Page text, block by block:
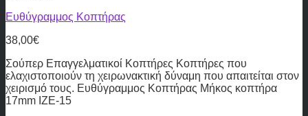
Ευθύγραμμος Κοπτήρας
38,00€
Σούπερ Επαγγελματικοί Κοπτήρες Κοπτήρες που
ελαχιστοποιούν τη χειρωνακτική δύναμη που απαιτείται στον
χειρισμό τους. Ευθύγραμμος Κοπτήρας Μήκος κοπτήρα
17mm IZE-15